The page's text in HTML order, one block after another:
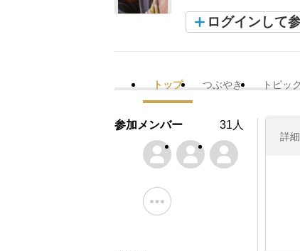
ログインして
トップ つぶやき トピッ
詳細
参加メンバー 31人